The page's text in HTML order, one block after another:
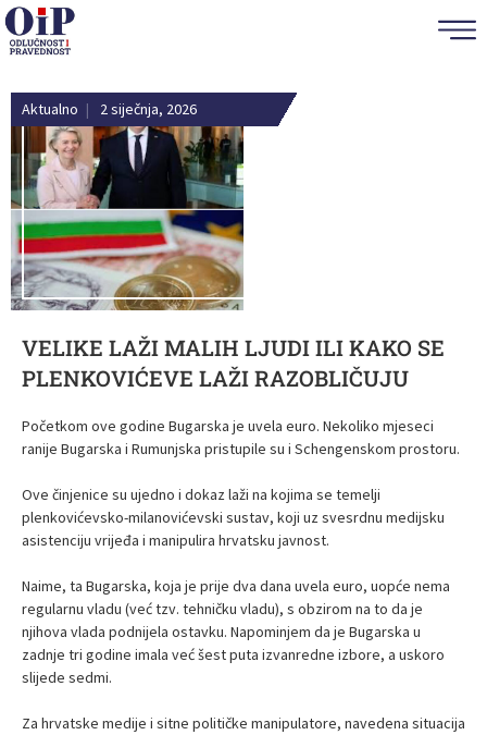
Aktualno | 2 siječnja, 2026
VELIKE LAŽI MALIH LJUDI ILI KAKO SE
PLENKOVIĆEVE LAŽI RAZOBLIČUJU
Početkom ove godine Bugarska je uvela euro. Nekoliko mjeseci
ranije Bugarska i Rumunjska pristupile su i Schengenskom prostoru.
Ove činjenice su ujedno i dokaz laži na kojima se temelji
plenkovićevsko-milanovićevski sustav, koji uz svesrdnu medijsku
asistenciju vrijeđa i manipulira hrvatsku javnost.
Naime, ta Bugarska, koja je prije dva dana uvela euro, uopće nema
regularnu vladu (već tzv. tehničku vladu), s obzirom na to da je
njihova vlada podnijela ostavku. Napominjem da je Bugarska u
zadnje tri godine imala već šest puta izvanredne izbore, a uskoro
slijede sedmi.
Za hrvatske medije i sitne političke manipulatore, navedena situacija